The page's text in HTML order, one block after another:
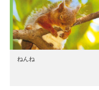
ねんね